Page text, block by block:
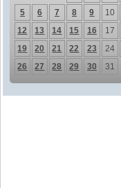
5
6 7 8 9 10
12
13 14 15 16 17
19
20 21 22 23 24
26
27 28 29 30 31